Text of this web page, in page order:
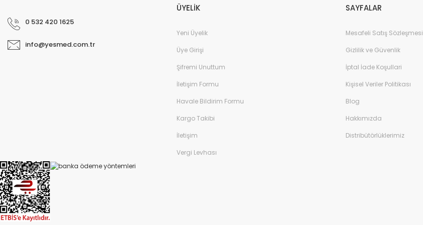
0 532 420 1625
info@yesmed.com.tr
ÜYELİK
Yeni Üyelik
Üye Girişi
Şifremi Unuttum
İletişim Formu
Havale Bildirim Formu
Kargo Takibi
İletişim
Vergi Levhası
SAYFALAR
Mesafeli Satış Sözleşmesi
Gizlilik ve Güvenlik
İptal İade Koşullari
Kişisel Veriler Politikası
Blog
Hakkımızda
Distribütörlüklerimiz